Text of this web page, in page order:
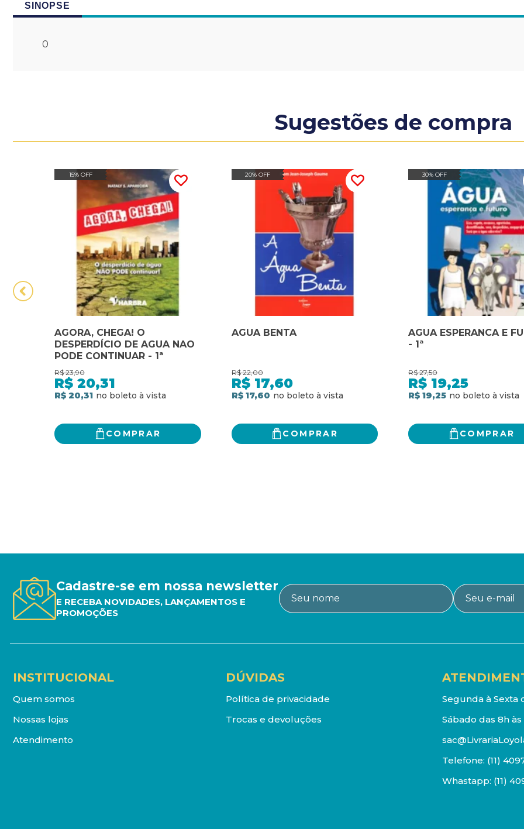
SINOPSE
0
Sugestões de compra
15% OFF
AGORA, CHEGA! O
DESPERDÍCIO DE AGUA NAO
PODE CONTINUAR - 1ª
R$ 23,90
R$ 20,31
R$ 20,31
COMPRAR
20% OFF
AGUA BENTA
R$ 22,00
R$ 17,60
R$ 17,60
COMPRAR
30% OFF
AGUA ESPERANCA E
- 1ª
R$ 27,50
R$ 19,25
R$ 19,25
COMPRAR
Cadastre-se em nossa newsletter
E RECEBA NOVIDADES, LANÇAMENTOS E
PROMOÇÕES
INSTITUCIONAL
Quem somos
Nossas lojas
Atendimento
DÚVIDAS
Política de privacidade
Trocas e devoluções
Segunda à Sexta
Sábado das 8h às
Telefone: (11)
Whastapp: (11)